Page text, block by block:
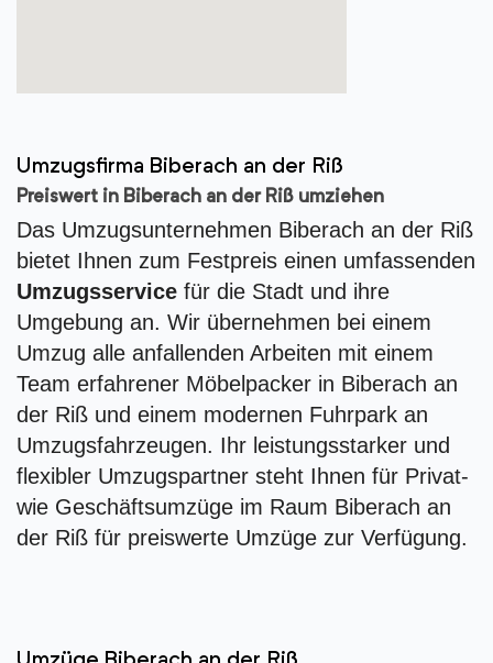
Umzugsfirma Biberach an der Riß
Preiswert in Biberach an der Riß umziehen
Das Umzugsunternehmen Biberach an der Riß
bietet Ihnen zum Festpreis einen umfassenden
Umzugsservice für die Stadt und ihre
Umgebung an. Wir übernehmen bei einem
Umzug alle anfallenden Arbeiten mit einem
Team erfahrener Möbelpacker in Biberach an
der Riß und einem modernen Fuhrpark an
Umzugsfahrzeugen. Ihr leistungsstarker und
flexibler Umzugspartner steht Ihnen für Privat-
wie Geschäftsumzüge im Raum Biberach an
der Riß für preiswerte Umzüge zur Verfügung.